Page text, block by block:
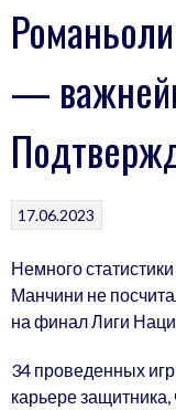
—
17.06.2023
Немного
Манчини не
на финал Лиги
34 проведенных
карьере